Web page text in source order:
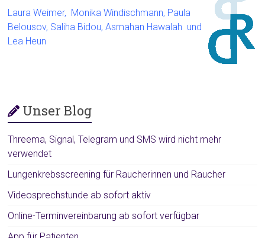
Laura Weimer, Monika Windischmann, Paula
Belousov, Saliha Bidou,Asmahan Hawalah und
Lea Heun
Unser Blog
Threema, Signal, Telegram und SMS wird nicht mehr
verwendet
Lungenkrebsscreening für Raucherinnen und Raucher
Videosprechstunde ab sofort aktiv
Online-Terminvereinbarung ab sofort verfügbar